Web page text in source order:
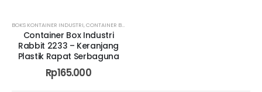
BOKS KONTAINER INDUSTRI,CONTAINER BOX INDUSTRI CIKARANG
Container Box Industri
Rabbit 2233 – Keranjang
Plastik Rapat Serbaguna
Rp165.000